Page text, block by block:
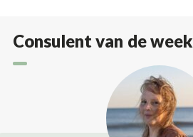
Consulent van de week